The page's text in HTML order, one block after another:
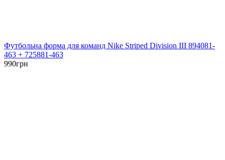
Футбольна форма для команд Nike Striped Division III 894081-
463 + 725881-463
990грн